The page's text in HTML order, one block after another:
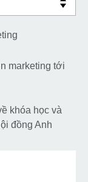
marketing tới
khóa học và
đồng Anh